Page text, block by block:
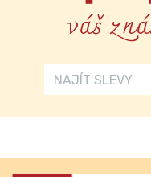
váš